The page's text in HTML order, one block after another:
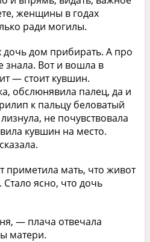
женщины в годах
ради могилы.
дом прибирать. А про
знала. Вот и вошла в
— стоит кувшин.
обслюнявила палец, да и
к пальцу беловатый
не почувствовала
кувшин на место.
приметила мать, что живот
ясно, что дочь
— плача отвечала
матери.